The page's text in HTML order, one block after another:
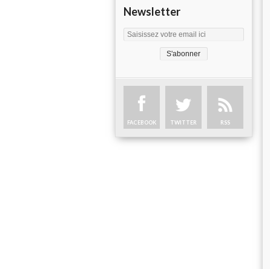
Newsletter
FACEBOOK TWITTER RSS